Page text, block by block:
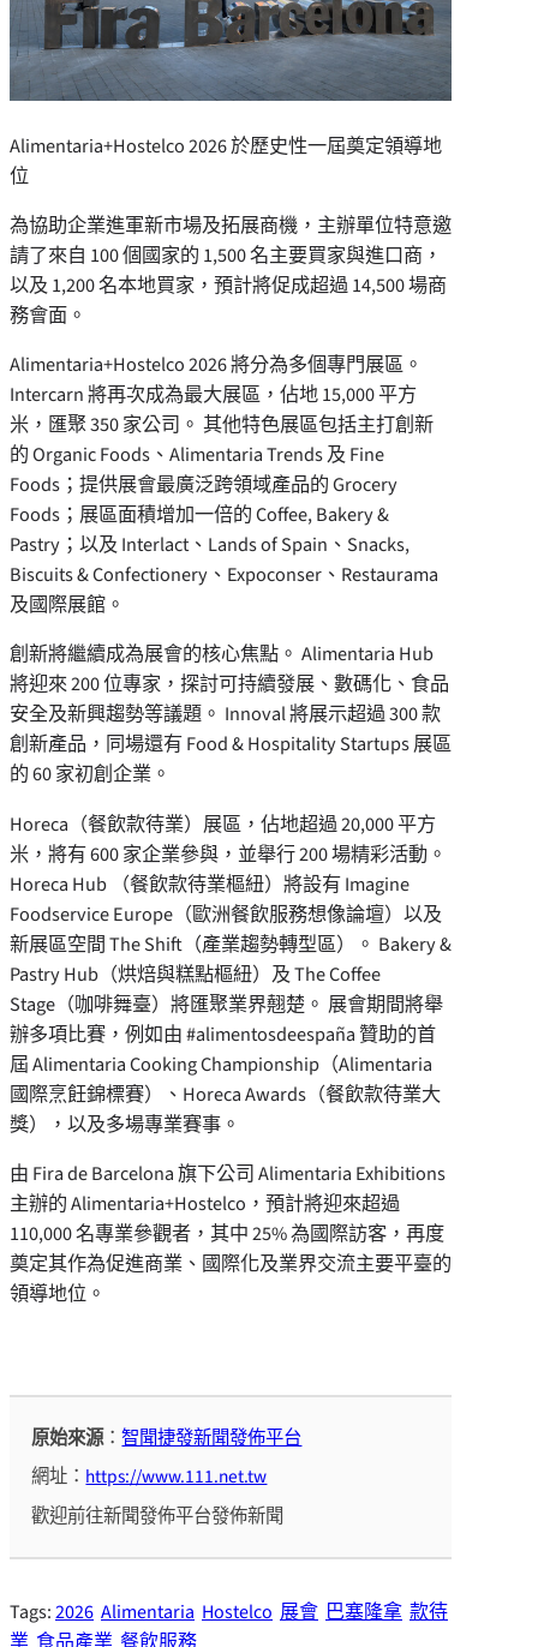
Alimentaria+Hostelco 2026 於歷史性一屆奠定領導地
位
為協助企業進軍新市場及拓展商機，主辦單位特意邀
請了來自 100 個國家的 1,500 名主要買家與進口商，
以及 1,200 名本地買家，預計將促成超過 14,500 場商
務會面。
Alimentaria+Hostelco 2026 將分為多個專門展區。
Intercarn 將再次成為最大展區，佔地 15,000 平方
米，匯聚 350 家公司。 其他特色展區包括主打創新
的 Organic Foods、Alimentaria Trends 及 Fine
Foods；提供展會最廣泛跨領域產品的 Grocery
Foods；展區面積增加一倍的 Coffee, Bakery &
Pastry；以及 Interlact、Lands of Spain、Snacks,
Biscuits & Confectionery、Expoconser、Restaurama
及國際展館。
創新將繼續成為展會的核心焦點。 Alimentaria Hub
將迎來 200 位專家，探討可持續發展、數碼化、食品
安全及新興趨勢等議題。 Innoval 將展示超過 300 款
創新產品，同場還有 Food & Hospitality Startups 展區
的 60 家初創企業。
Horeca（餐飲款待業）展區，佔地超過 20,000 平方
米，將有 600 家企業參與，並舉行 200 場精彩活動。
Horeca Hub （餐飲款待業樞紐）將設有 Imagine
Foodservice Europe（歐洲餐飲服務想像論壇）以及
新展區空間 The Shift（產業趨勢轉型區）。 Bakery &
Pastry Hub（烘焙與糕點樞紐）及 The Coffee
Stage（咖啡舞臺）將匯聚業界翹楚。 展會期間將舉
辦多項比賽，例如由 #alimentosdeespaña 贊助的首
屆 Alimentaria Cooking Championship（Alimentaria
國際烹飪錦標賽）、Horeca Awards（餐飲款待業大
獎），以及多場專業賽事。
由 Fira de Barcelona 旗下公司 Alimentaria Exhibitions
主辦的 Alimentaria+Hostelco，預計將迎來超過
110,000 名專業參觀者，其中 25% 為國際訪客，再度
奠定其作為促進商業、國際化及業界交流主要平臺的
領導地位。
原始來源：智聞捷發新聞發佈平台
網址： https://www.111.net.tw
歡迎前往新聞發佈平台發佈新聞
Tags:2026 Alimentaria Hostelco 展會 巴塞隆拿 款待